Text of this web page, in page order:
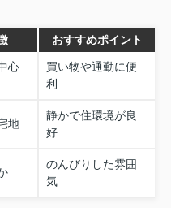
おすすめポイント
心
買い物や通勤に便
利
地
静かで住環境が良
好
のんびりした雰囲
気